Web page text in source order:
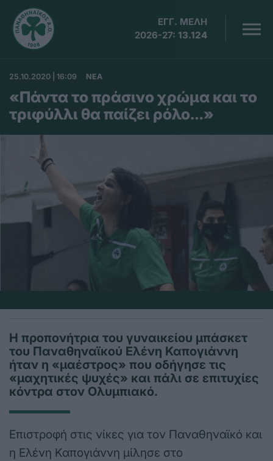
ΕΓΓ. ΜΕΛΗ
2026-27: 13.124
25.10.2020 | 16:09 ΝΕΑ
«Πάντα το πράσινο χρώμα και το
τριφύλλι θα παίζει ρόλο…»
Η προπονήτρια του γυναικείου μπάσκετ
του Παναθηναϊκού Ελένη Καπογιάννη
ήταν η «μαέστρος» που οδήγησε τις
«μαχητικές ψυχές» και πάλι σε επιτυχίες
κόντρα στον Ολυμπιακό.
Επιστροφή στις νίκες για τον Παναθηναϊκό και
η Ελένη Καπογιάννη μίλησε στο